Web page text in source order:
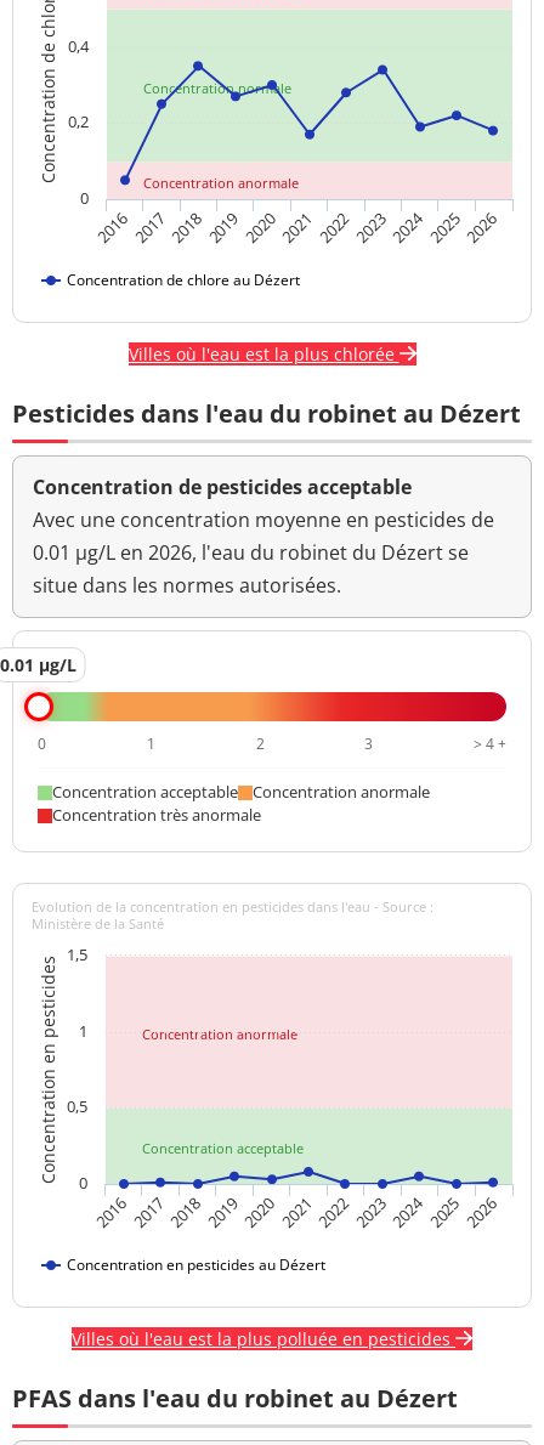
Concentration normale
Concentration anormale
Concentration de chlore
Concentration de chlore au Dézert
20162017 2018201920202021 20222023202420252026
0
0,2
0,4
Villes où l'eau est la plus chlorée
Pesticides dans l'eau du robinet au Dézert
Concentration de pesticides acceptable
Avec une concentration moyenne en pesticides de
0.01 µg/L en 2026, l'eau du robinet du Dézert se
situe dans les normes autorisées.
0.01 µg/L
0 1 2 3 > 4 +
Concentration acceptable
Concentration anormale
Concentration très anormale
Concentration acceptable
Concentration anormale
Concentration en pesticides
Evolution de la concentration en pesticides dans l'eau - Source :
Ministère de la Santé
Concentration en pesticides au Dézert
20162017 201820192020202120222023202420252026
0
0,5
1
1,5
Villes où l'eau est la plus polluée en pesticides
PFAS dans l'eau du robinet au Dézert